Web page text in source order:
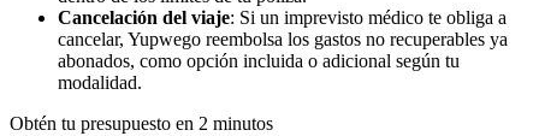
Cancelación del viaje: Si un imprevisto médico te obliga a
cancelar, Yupwego reembolsa los gastos no recuperables ya
abonados, como opción incluida o adicional según tu
modalidad.
Obtén tu presupuesto en 2 minutos